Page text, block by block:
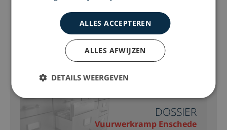
DOSSIER
Ramp Grolsch Veste
DOSSIER
DOSSIER
Vuurwerkramp Enschede
ALLES ACCEPTEREN
ALLES AFWIJZEN
DETAILS WEERGEVEN